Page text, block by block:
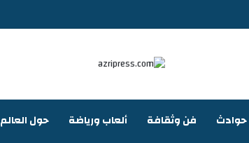
حوادث فن وثقافة ألعاب ورياضة حول العالم